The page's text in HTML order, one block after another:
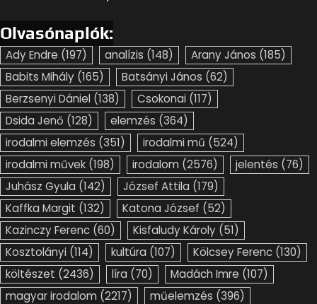
Olvasónaplók:
Ady Endre (197) analízis (148) Arany János (185)
Babits Mihály (165) Batsányi János (62)
Berzsenyi Dániel (138) Csokonai (117)
Dsida Jenő (128) elemzés (364)
irodalmi elemzés (351) irodalmi mű (524)
irodalmi művek (198) irodalom (2576) jelentés (76)
Juhász Gyula (142) József Attila (179)
Kaffka Margit (132) Katona József (52)
Kazinczy Ferenc (60) Kisfaludy Károly (51)
Kosztolányi (114) kultúra (107) Kölcsey Ferenc (130)
költészet (2436) líra (70) Madách Imre (107)
magyar irodalom (2217) műelemzés (396)